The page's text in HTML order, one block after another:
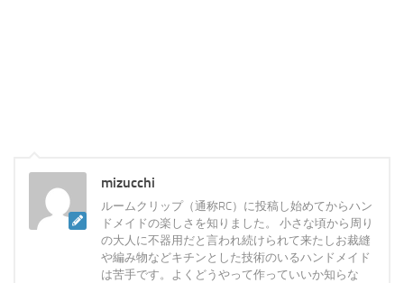
mizucchi
ルームクリップ（通称RC）に投稿し始めてからハン
ドメイドの楽しさを知りました。 小さな頃から周り
の大人に不器用だと言われ続けられて来たしお裁縫
や編み物などキチンとした技術のいるハンドメイド
は苦手です。よくどうやって作っていいか知らな